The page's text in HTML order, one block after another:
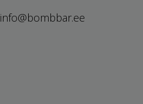
info@bombbar.ee